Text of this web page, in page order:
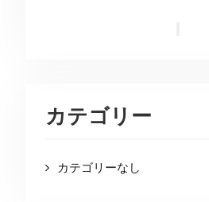
カテゴリー
カテゴリーなし